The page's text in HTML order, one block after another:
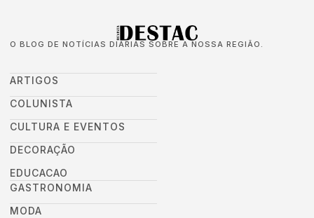
O BLOG DE NOTÍCIAS DIÁRIAS SOBRE A NOSSA REGIÃO.
ARTIGOS
COLUNISTA
CULTURA E EVENTOS
DECORAÇÃO
EDUCACAO
GASTRONOMIA
MODA